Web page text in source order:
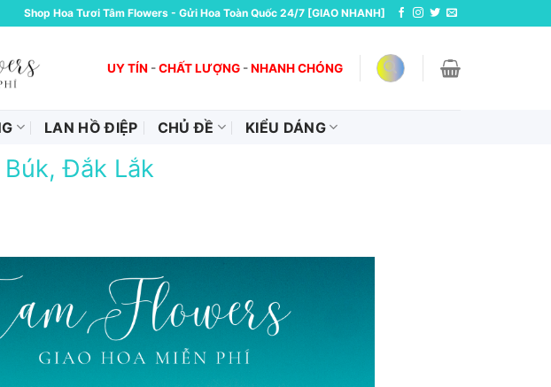
Shop Hoa Tươi Tâm Flowers - Gửi Hoa Toàn Quốc 24/7 [GIAO NHANH]
UY TÍN -CHẤT LƯỢNG -NHANH CHÓNG
LAN HỒ ĐIỆP CHỦ ĐỀ KIỂU DÁNG
Đắk Lắk